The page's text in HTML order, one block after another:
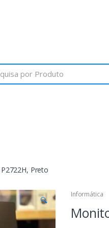
Preto
🔍
Informática